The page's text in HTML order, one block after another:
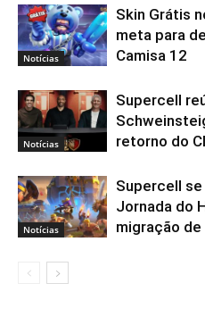
Notícias
Skin Grátis
meta para
Camisa 12
Notícias
Supercell
retorno do
Notícias
Supercell
Jornada do
migração